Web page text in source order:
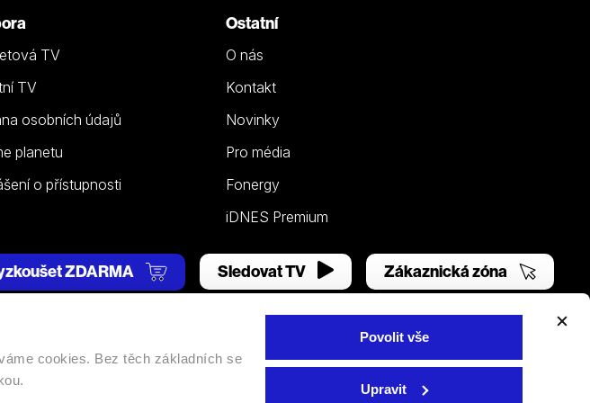
cookies. Bez těch základních se
Povolit vše
Upravit
TV
TV
osobních údajů
planetu
o přístupnosti
Ostatní
O nás
Kontakt
Novinky
Pro média
Fonergy
iDNES Premium
ZDARMA Sledovat TV Zákaznická zóna
cookies